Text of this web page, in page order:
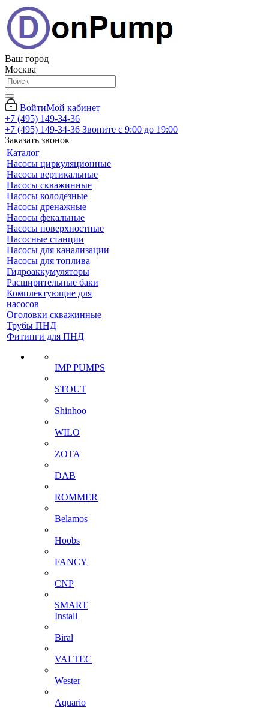
Ваш город
Москва
ВойтиМой кабинет
+7 (495) 149-34-36
+7 (495) 149-34-36 Звоните с 9:00 до 19:00
Заказать звонок
Каталог
Насосы циркуляционные
Насосы вертикальные
Насосы скважинные
Насосы колодезные
Насосы дренажные
Насосы фекальные
Насосы поверхностные
Насосные станции
Насосы для канализации
Насосы для топлива
Гидроаккумуляторы
Расширительные баки
Комплектующие для
насосов
Оголовки скважинные
Трубы ПНД
Фитинги для ПНД
IMP PUMPS
STOUT
Shinhoo
WILO
ZOTA
DAB
ROMMER
Belamos
Hoobs
FANCY
CNP
SMART
Install
Biral
VALTEC
Wester
Aquario